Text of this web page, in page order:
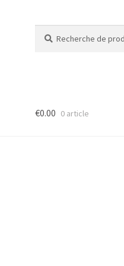
pour :
€0.00 0 article